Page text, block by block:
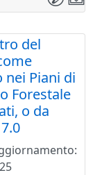
del
nei Piani di
Forestale
o da